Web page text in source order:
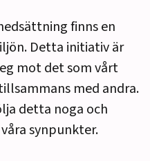
finns en
Detta initiativ är
mot det som vårt
med andra.
detta noga och
synpunkter.